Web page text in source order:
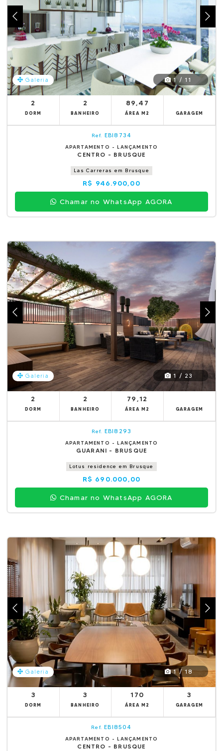
Galeria 1 / 11
2
DORM
2
BANHEIRO
89,47
ÁREA M2 GARAGEM
Ref. EBI8734
APARTAMENTO - LANÇAMENTO
CENTRO - BRUSQUE
Las Carreras em Brusque
R$ 946.900,00
Chamar no WhatsApp AGORA
Galeria 1 / 23
2
DORM
2
BANHEIRO
79,12
ÁREA M2 GARAGEM
Ref. EBI8293
APARTAMENTO - LANÇAMENTO
GUARANI - BRUSQUE
Lotus residence em Brusque
R$ 690.000,00
Chamar no WhatsApp AGORA
Galeria 1 / 18
3
DORM
3
BANHEIRO
170
ÁREA M2
3
GARAGEM
Ref. EBI8504
APARTAMENTO - LANÇAMENTO
CENTRO - BRUSQUE